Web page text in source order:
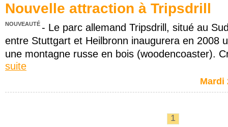
Nouvelle attraction à Tripsdrill
NOUVEAUTÉ - Le parc allemand Tripsdrill, situé au
entre Stuttgart et Heilbronn inaugurera en 2008
une montagne russe en bois (woodencoaster).
suite
Mardi
1